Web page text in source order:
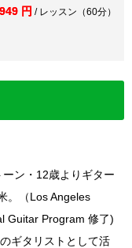
949 円 / レッスン（60分）
ン・12歳よりギター
。（Los Angeles
Guitar Program 修了)
ギタリストとして活